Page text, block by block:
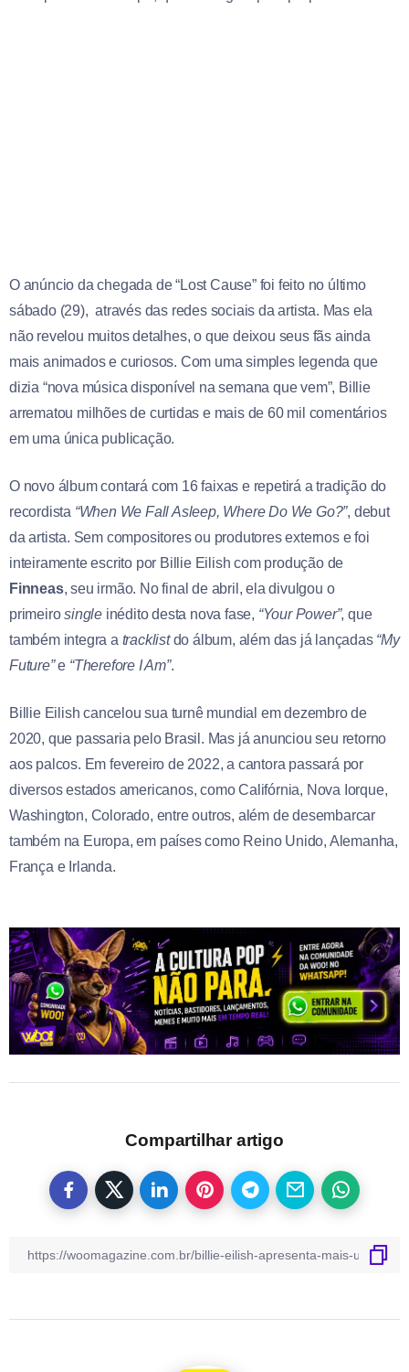
O anúncio da chegada de “Lost Cause” foi feito no último
sábado (29), através das redes sociais da artista. Mas ela
não revelou muitos detalhes, o que deixou seus fãs ainda
mais animados e curiosos. Com uma simples legenda que
dizia “nova música disponível na semana que vem”, Billie
arrematou milhões de curtidas e mais de 60 mil comentários
em uma única publicação.
O novo álbum contará com 16 faixas e repetirá a tradição do
recordista “When We Fall Asleep, Where Do We Go?”, debut
da artista. Sem compositores ou produtores externos e foi
inteiramente escrito por Billie Eilish com produção de
Finneas, seu irmão. No final de abril, ela divulgou o
primeirosingle inédito desta nova fase, “Your Power”, que
também integra a tracklistdo álbum, além das já lançadas “My
Future”e “Therefore I Am”.
Billie Eilish cancelou sua turnê mundial em dezembro de
2020, que passaria pelo Brasil. Mas já anunciou seu retorno
aos palcos. Em fevereiro de 2022, a cantora passará por
diversos estados americanos, como Califórnia, Nova Iorque,
Washington, Colorado, entre outros, além de desembarcar
também na Europa, em países como Reino Unido, Alemanha,
França e Irlanda.
Compartilhar artigo